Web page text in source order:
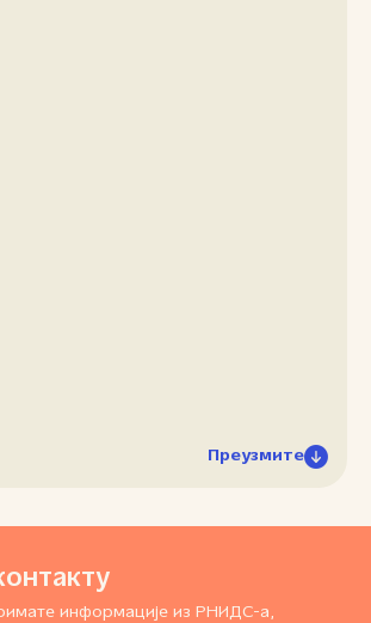
Преузмите
информације из РНИДС-а,